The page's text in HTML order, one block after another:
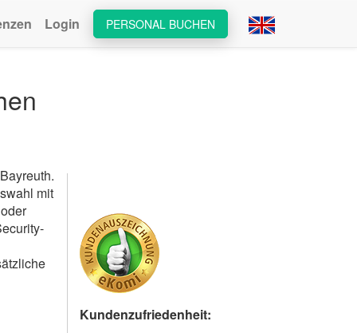
PERSONAL BUCHEN
Login
mit
Kundenzufriedenheit: